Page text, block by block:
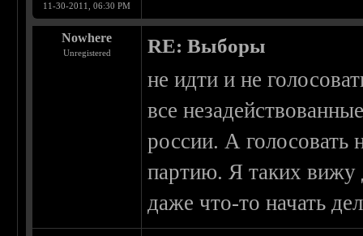
11-30-2011, 06:30 PM
Nowhere
Unregistered RE: Выборы
не идти и не
все
россии. А
партию. Я таких вижу
даже что-то начать